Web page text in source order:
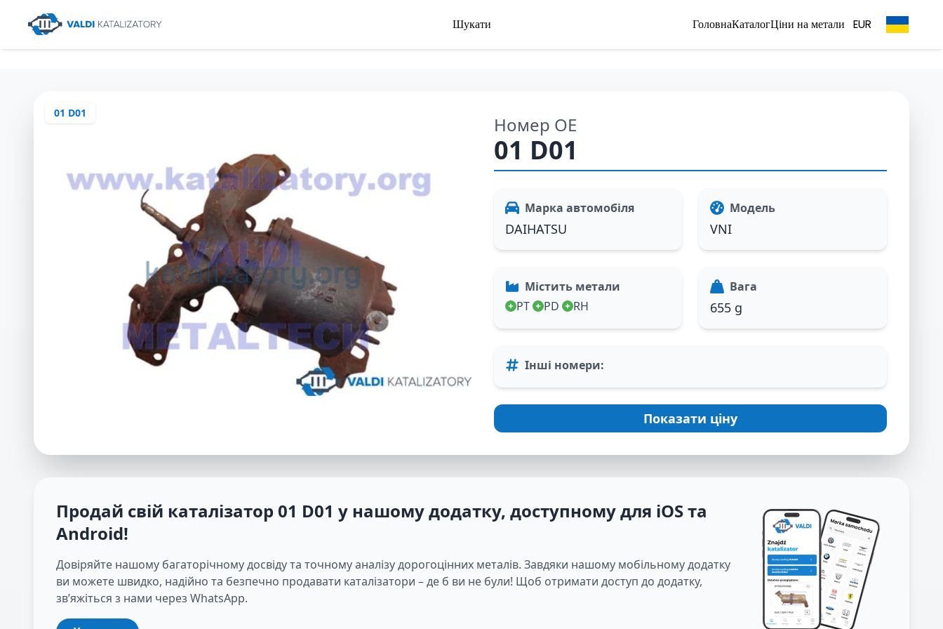
Шукати ГоловнаКаталогЦіни на метали EUR
01 D01
Номер OE
01 D01
Марка автомобіля
DAIHATSU
Модель
VNI
Містить метали
PT
PD RH
Вага
655 g
Інші номери:
Показати ціну
Продай свій каталізатор 01 D01 у нашому додатку, доступному для iOS та
Android!
Довіряйте нашому багаторічному досвіду та точному аналізу дорогоцінних металів. Завдяки нашому мобільному додатку
ви можете швидко, надійно та безпечно продавати каталізатори – де б ви не були! Щоб отримати доступ до додатку,
зв’яжіться з нами через WhatsApp.